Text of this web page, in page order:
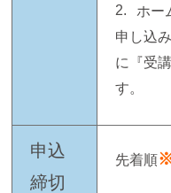
ホー
申し込
に『受
す。
申込
締切
先着順